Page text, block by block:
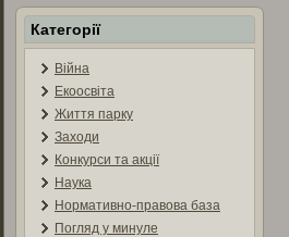
Категорії
Війна
Екоосвіта
Життя парку
Заходи
Конкурси та акції
Наука
Нормативно-правова база
Погляд у минуле